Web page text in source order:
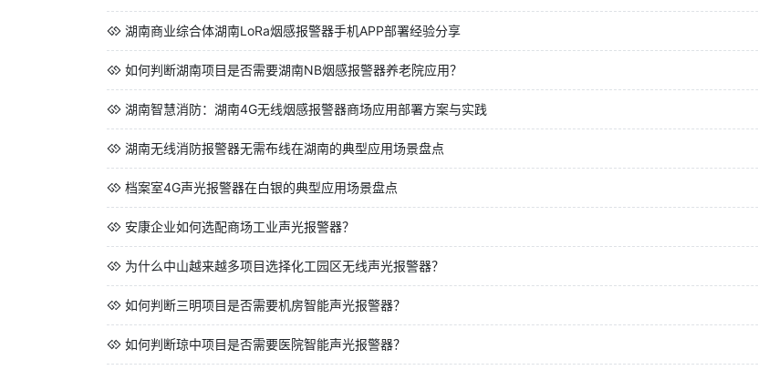
湖南商业综合体湖南LoRa烟感报警器手机APP部署经验分享
如何判断湖南项目是否需要湖南NB烟感报警器养老院应用？
湖南智慧消防：湖南4G无线烟感报警器商场应用部署方案与实践
湖南无线消防报警器无需布线在湖南的典型应用场景盘点
档案室4G声光报警器在白银的典型应用场景盘点
安康企业如何选配商场工业声光报警器？
为什么中山越来越多项目选择化工园区无线声光报警器？
如何判断三明项目是否需要机房智能声光报警器？
如何判断琼中项目是否需要医院智能声光报警器？